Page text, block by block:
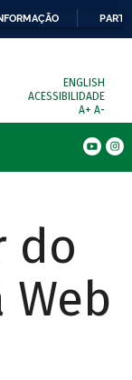
ENGLISH
ACESSIBILIDADE
A+ A-
do